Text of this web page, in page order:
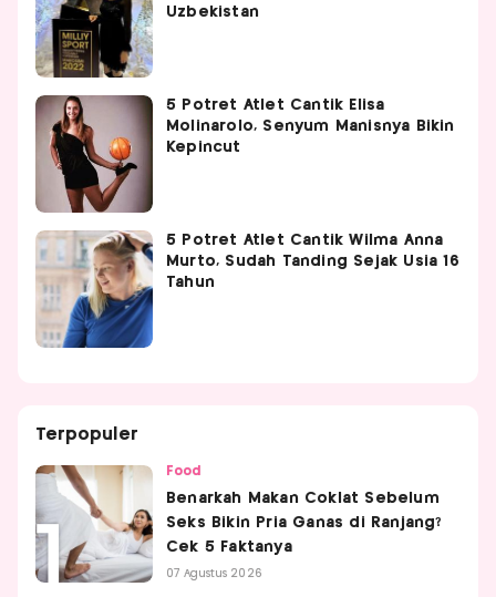
Uzbekistan
5 Potret Atlet Cantik Elisa
Molinarolo, Senyum Manisnya Bikin
Kepincut
5 Potret Atlet Cantik Wilma Anna
Murto, Sudah Tanding Sejak Usia 16
Tahun
Terpopuler
Food
Benarkah Makan Coklat Sebelum
Seks Bikin Pria Ganas di Ranjang?
Cek 5 Faktanya
07 Agustus 2026